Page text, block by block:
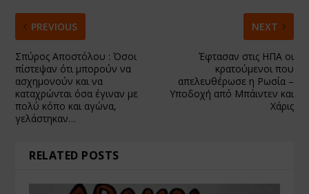
PREVIOUS
Σπύρος Αποστόλου : Όσοι
πίστεψαν ότι μπορούν να
ασχημονούν και να
καταχρώνται όσα έγιναν με
πολύ κόπο και αγώνα,
γελάστηκαν…
NEXT
Έφτασαν στις ΗΠΑ οι
κρατούμενοι που
απελευθέρωσε η Ρωσία –
Υποδοχή από Μπάιντεν και
Χάρις
RELATED POSTS